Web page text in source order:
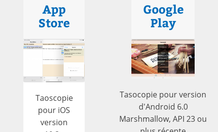
App
Store
Taoscopie
pour iOS
version
Google
Play
Tasocopie pour version
d'Android 6.0
Marshmallow, API 23 ou